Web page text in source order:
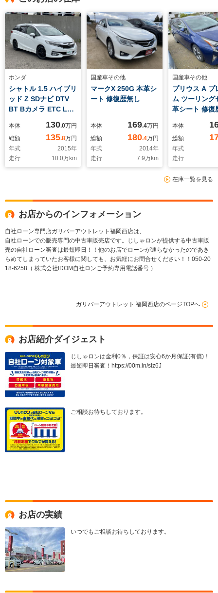
ホンダ
シャトル 1.5 ハイブリ
ッド Z SDナビ DTV
BT Bカメラ ETC LED
本体 130.0万円
総額
135.8万円
年式
2015年
走行
10.0万km
国産車その他
マークX 250G 本革シ
ート 修復歴無し
本体 169.4万円
総額
180.4万円
年式
2014年
走行
7.9万km
国産車その他
プリウス A プ
ム ツーリング
革シート 修復
本体
総額
年式
走行
在庫一覧を見る
お店からのインフォメーション
自社ローン専門店ガリバーアウトレット福岡西店は、
自社ローンでの販売専門の中古車販売店です。じしゃロンが提供する中古車販
売の自社ローン審査は最短即日！！他のお店でローンが通らなかったのであき
らめてしまっていたお客様に関しても、お気軽にお問合せください！！050-20
18-6258（ 株式会社IDOM自社ロンご予約専用電話番号 ）
ガリバーアウトレット 福岡西店のページTOPへ
お店紹介ダイジェスト
じしゃロンは金利0％，保証は安心6か月保証(有償)！
最短即日審査！https://00m.in/sIz6J
ご相談お待ちしております。
お店の実績
いつでもご相談お待ちしております。